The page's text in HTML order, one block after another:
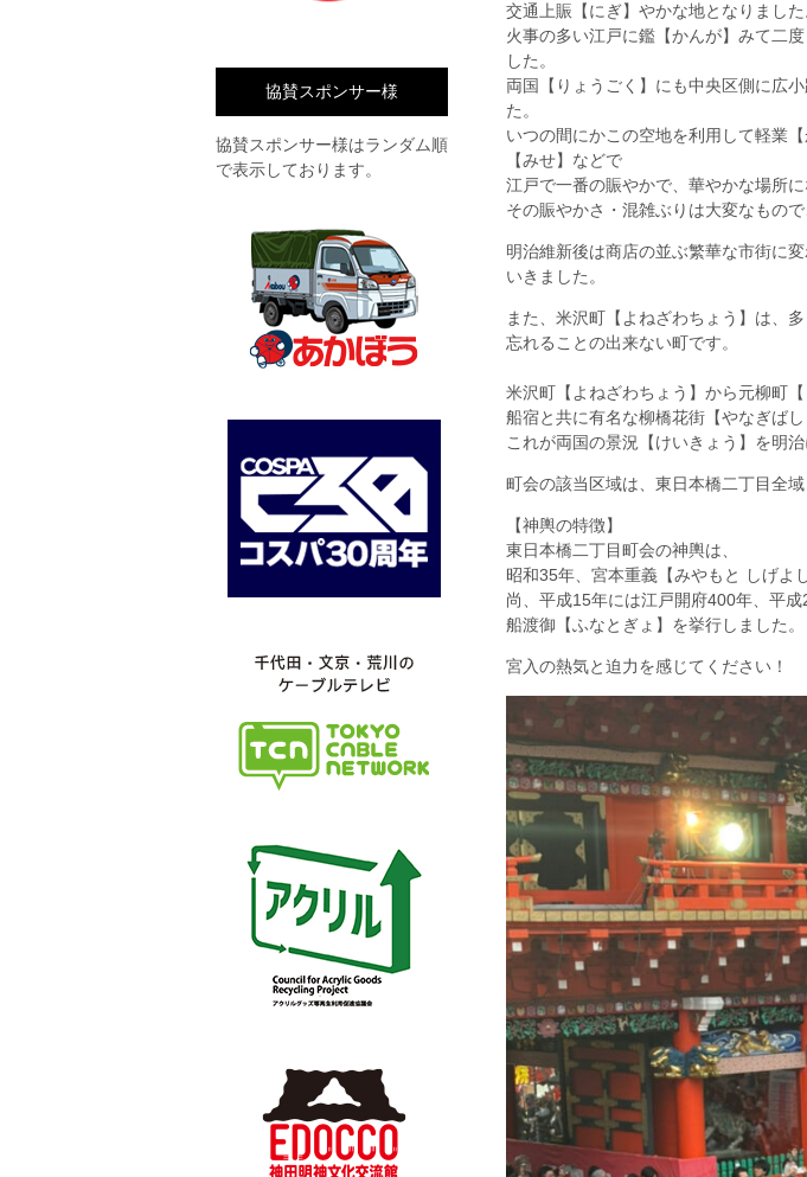
交通上賑【にぎ】やかな地となりました
火事の多い江戸に鑑【かんが】みて二
した。
両国【りょうごく】にも中央区側に広
た。
いつの間にかこの空地を利用して軽業
【みせ】などで
江戸で一番の賑やかで、華やかな場所に
その賑やかさ・混雑ぶりは大変なもの
明治維新後は商店の並ぶ繁華な市街に
いきました。
また、米沢町【よねざわちょう】は、
忘れることの出来ない町です。
米沢町【よねざわちょう】から元柳町
船宿と共に有名な柳橋花街【やなぎばし
これが両国の景況【けいきょう】を明
町会の該当区域は、東日本橋二丁目全域
【神輿の特徴】
東日本橋二丁目町会の神輿は、
昭和35年、宮本重義【みやもと しげよ
尚、平成15年には江戸開府400年、平
船渡御【ふなとぎょ】を挙行しました。
宮入の熱気と迫力を感じてください！
協賛スポンサー様
協賛スポンサー様はランダム順
で表示しております。